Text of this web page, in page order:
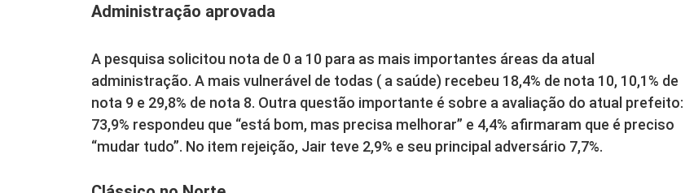
Administração aprovada
A pesquisa solicitou nota de 0 a 10 para as mais importantes áreas da atual
administração. A mais vulnerável de todas ( a saúde) recebeu 18,4% de nota 10, 10,1% de
nota 9 e 29,8% de nota 8. Outra questão importante é sobre a avaliação do atual prefeito:
73,9% respondeu que “está bom, mas precisa melhorar” e 4,4% afirmaram que é preciso
“mudar tudo”. No item rejeição, Jair teve 2,9% e seu principal adversário 7,7%.